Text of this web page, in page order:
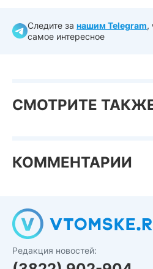
Следите за нашим Telegram,
самое интересное
СМОТРИТЕ
КОММЕНТАРИИ
Редакция новостей: